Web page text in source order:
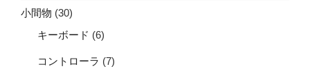
小間物 (30)
キーボード (6)
コントローラ (7)